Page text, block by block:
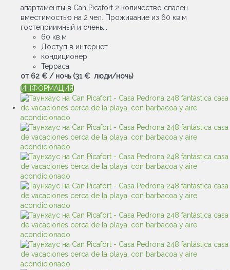
апартаменты в Can Picafort 2 количество спален
вместимостью на 2 чел. Проживание из 60 кв.м
гостеприимный и очень...
60 кв.м
Доступ в интернет
кондиционер
Терраса
от 62 € / ночь (31 € люди/ночь)
ИНФОРМАЦИЯ